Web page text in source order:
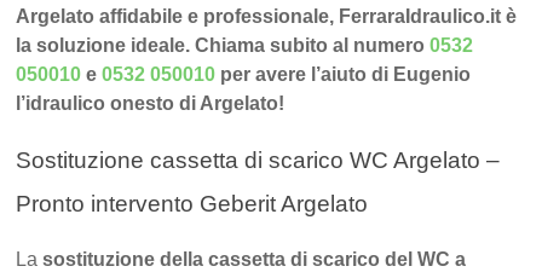
Argelato affidabile e professionale, FerraraIdraulico.it è
la soluzione ideale. Chiama subito al numero0532
050010 e0532 050010 per avere l’aiuto di Eugenio
l’idraulico onesto di Argelato!
Sostituzione cassetta di scarico WC Argelato –
Pronto intervento Geberit Argelato
Lasostituzione della cassetta di scarico del WC a